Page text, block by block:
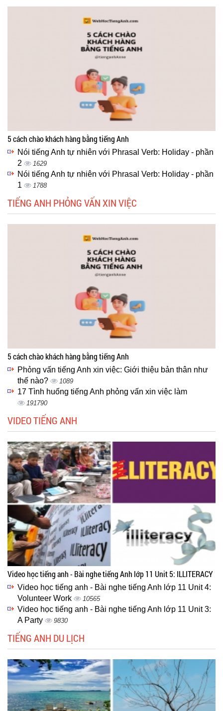
5 cách chào khách hàng bằng tiếng Anh
Nói tiếng Anh tự nhiên với Phrasal Verb: Holiday - phần
2
1629
Nói tiếng Anh tự nhiên với Phrasal Verb: Holiday - phần
1
1788
TIẾNG ANH PHỎNG VẤN XIN VIỆC
5 cách chào khách hàng bằng tiếng Anh
Phỏng vấn tiếng Anh xin việc: Giới thiệu bản thân như
thế nào?
1089
17 Tình huống tiếng Anh phỏng vấn xin việc làm
191790
VIDEO TIẾNG ANH
Video học tiếng anh - Bài nghe tiếng Anh lớp 11 Unit 5: ILLITERACY
Video học tiếng anh - Bài nghe tiếng Anh lớp 11 Unit 4:
Volunteer Work
10565
Video học tiếng anh - Bài nghe tiếng Anh lớp 11 Unit 3:
A Party
9830
TIẾNG ANH DU LỊCH